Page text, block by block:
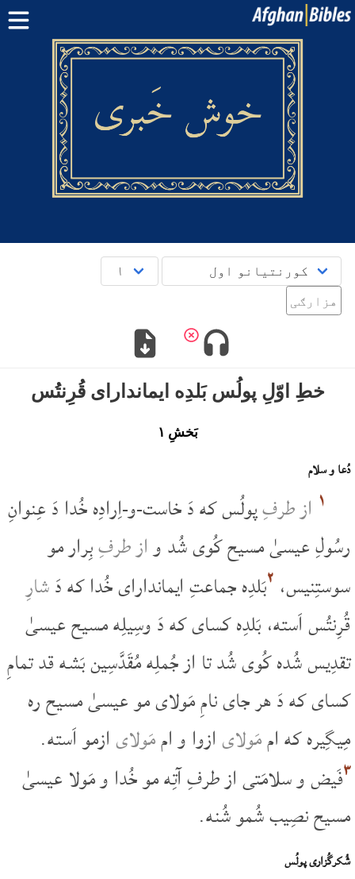
کور پاڼه
سپیڅلی کتاب په دري ژبه
سپیڅلی کتاب په پښتو ژبه
بلوچی
د مبایل اپلېکېشنونو
پوښتنې
English
هزارګی‎‎
خطِ اوّلِ پولُس بَلدِه ایماندارای قُرِنتُس
بَخشِ ۱
دُعا و سلام
۱ از طرفِپولُس که دَ خاست-و-اِرادِه خُدا دَ عِنوانِ
رسُولِ عیسیٰ مسیح کُوی شُد واز طرفِبِرار مو
سوستِنیس، ۲بَلدِه جماعتِ ایماندارای خُدا که دَشارِ
قُرِنتُس اَسته، بَلدِه کسای که دَ وسِیلِه مسیح عیسیٰ
تقدِیس شُده کُوی شُد تا از جُملِه مُقَدَّسِین بَشه قد تمامِ
کسای که دَ هر جای نامِ مَولای مو عیسیٰ مسیح ره
مِیگِیره که اممَولای ازوا و اممَولای ازمو اَسته.
۳فَیض و سلامَتی از طرفِ آتِه مو خُدا و مَولا عیسیٰ
مسیح نصِیب شُمو شُنه.
شُکرگُزاری پولُس